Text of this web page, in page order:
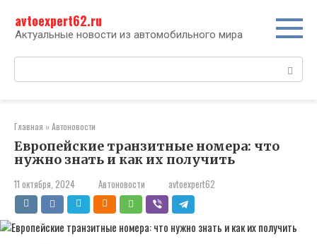
контенту
avtoexpert62.ru
Актуальные новости из автомобильного мира
Поиск:
Главная »Автоновости
Европейские транзитные номера: что
нужно знать и как их получить
11 октября, 2024 Автоновости avtoexpert62